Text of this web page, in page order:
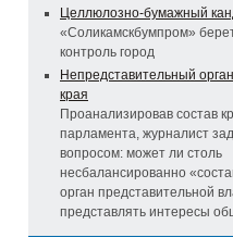
Целлюлозно-бумажный
«Соликамскбумпром»
контроль город
Непредставительный
края
Проанализировав состав
парламента, журналист
вопросом: может ли столь
несбалансированно
орган представительной
представлять интересы